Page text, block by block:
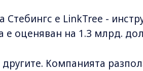
е LinkTree -
е оценяван на 1.3 млрд.
Компанията